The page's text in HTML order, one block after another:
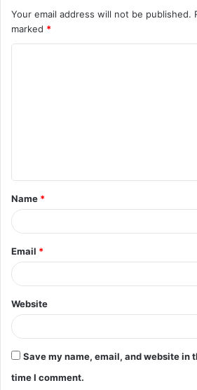
Your email address will not be published.
marked *
Name *
Email *
Website
Save my name, email, and website in
time I comment.